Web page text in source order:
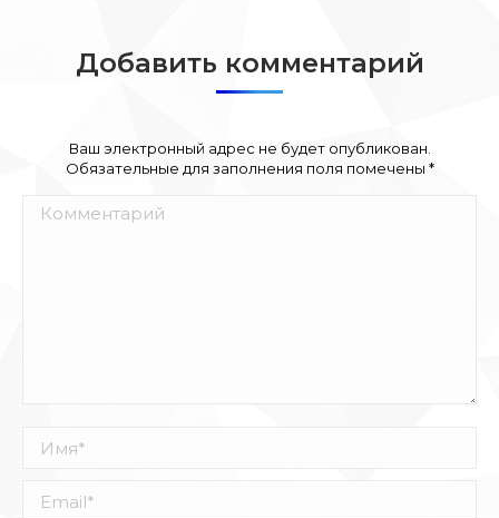
Добавить комментарий
Ваш электронный адрес не будет опубликован.
Обязательные для заполнения поля помечены *
Комментарий
Имя *
Email *